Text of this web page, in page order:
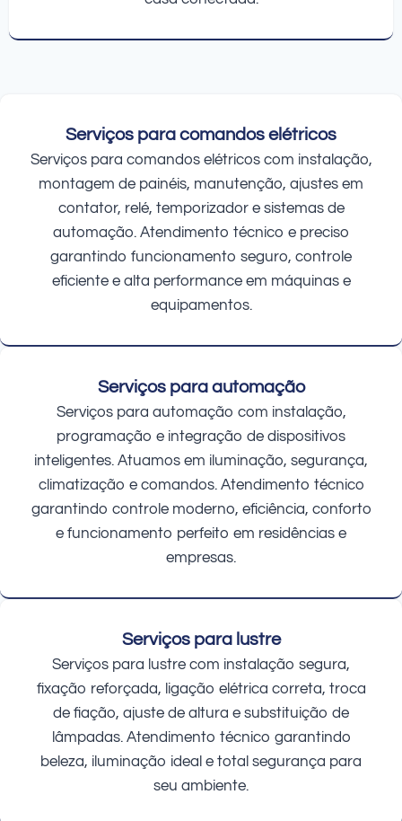
Serviços para comandos elétricos
Serviços para comandos elétricos com instalação,
montagem de painéis, manutenção, ajustes em
contator, relé, temporizador e sistemas de
automação. Atendimento técnico e preciso
garantindo funcionamento seguro, controle
eficiente e alta performance em máquinas e
equipamentos.
Serviços para automação
Serviços para automação com instalação,
programação e integração de dispositivos
inteligentes. Atuamos em iluminação, segurança,
climatização e comandos. Atendimento técnico
garantindo controle moderno, eficiência, conforto
e funcionamento perfeito em residências e
empresas.
Serviços para lustre
Serviços para lustre com instalação segura,
fixação reforçada, ligação elétrica correta, troca
de fiação, ajuste de altura e substituição de
lâmpadas. Atendimento técnico garantindo
beleza, iluminação ideal e total segurança para
seu ambiente.